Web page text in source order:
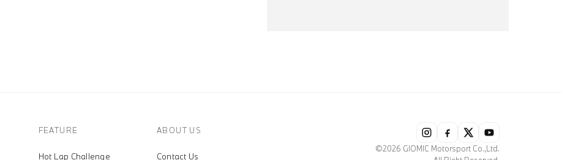
FEATURE
Hot Lap Challenge
ABOUT US
Contact Us
©2026 GIOMIC Motorsport Co.,Ltd.